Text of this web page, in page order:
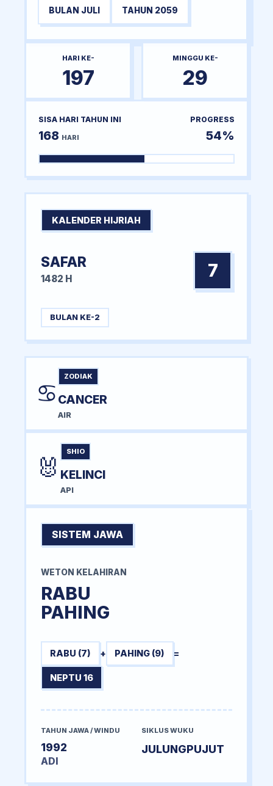
BULAN JULI TAHUN 2059
HARI KE-
197
MINGGU KE-
29
SISA HARI TAHUN INI
168 HARI
PROGRESS
54%
KALENDER HIJRIAH
SAFAR
1482 H 7
BULAN KE-2
♋
ZODIAK
CANCER
AIR
🐰
SHIO
KELINCI
API
SISTEM JAWA
WETON KELAHIRAN
RABU
PAHING
RABU (7) + PAHING (9) =
NEPTU 16
TAHUN JAWA / WINDU
1992
ADI
SIKLUS WUKU
JULUNGPUJUT